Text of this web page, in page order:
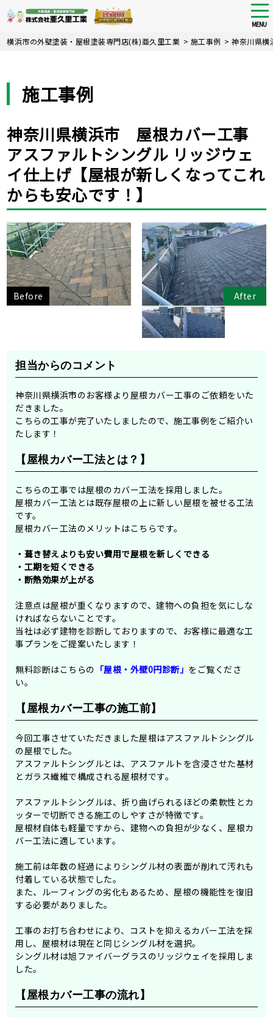
Skip
MENU
横浜市の外壁塗装・屋根塗装専門店(株)亜久里工業 > 施工事例 >神奈川県
施工事例
神奈川県横浜市 屋根カバー工事
アスファルトシングル リッジウェ
イ仕上げ【屋根が新しくなってこれ
からも安心です！】
Before After
担当からのコメント
神奈川県横浜市のお客様より屋根カバー工事のご依頼をいた
だきました。
こちらの工事が完了いたしましたので、施工事例をご紹介い
たします！
【屋根カバー工法とは？】
こちらの工事では屋根のカバー工法を採用しました。
屋根カバー工法とは既存屋根の上に新しい屋根を被せる工法
です。
屋根カバー工法のメリットはこちらです。
・葺き替えよりも安い費用で屋根を新しくできる
・工期を短くできる
・断熱効果が上がる
注意点は屋根が重くなりますので、建物への負担を気にしな
ければならないことです。
当社は必ず建物を診断しておりますので、お客様に最適な工
事プランをご提案いたします！
無料診断はこちらの 「屋根・外壁0円診断」 をご覧くださ
い。
【屋根カバー工事の施工前】
今回工事させていただきました屋根はアスファルトシングル
の屋根でした。
アスファルトシングルとは、アスファルトを含浸させた基材
とガラス繊維で構成される屋根材です。
アスファルトシングルは、折り曲げられるほどの柔軟性とカ
ッターで切断できる施工のしやすさが特徴です。
屋根材自体も軽量ですから、建物への負担が少なく、屋根カ
バー工法に適しています。
施工前は年数の経過によりシングル材の表面が削れて汚れも
付着している状態でした。
また、ルーフィングの劣化もあるため、屋根の機能性を復旧
する必要がありました。
工事のお打ち合わせにより、コストを抑えるカバー工法を採
用し、屋根材は現在と同じシングル材を選択。
シングル材は旭ファイバーグラスのリッジウェイを採用しま
した。
【屋根カバー工事の流れ】